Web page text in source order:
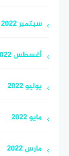
سبتمبر 2022
أغسطس 2022
يوليو 2022
مايو 2022
مارس 2022